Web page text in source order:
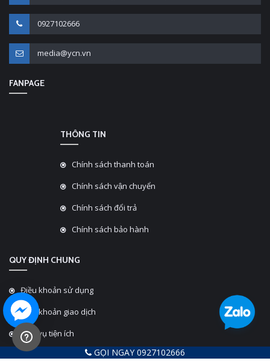
0927102666
media@ycn.vn
FANPAGE
THÔNG TIN
Chính sách thanh toán
Chính sách vận chuyển
Chính sách đổi trả
Chính sách bảo hành
QUY ĐỊNH CHUNG
Điều khoản sử dụng
Điều khoản giao dịch
Dịch vụ tiện ích
Quyền sở hữu trí tuệGỌI NGAY 0927102666